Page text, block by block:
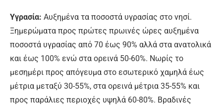
Υγρασία: Αυξημένα τα ποσοστά υγρασίας στο νησί.
Ξημερώματα προς πρώτες πρωινές ώρες αυξημένα
ποσοστά υγρασίας από 70 έως 90% αλλά στα ανατολικά
και έως 100% ενώ στα ορεινά 50-60%. Νωρίς το
μεσημέρι προς απόγευμα στο εσωτερικό χαμηλά έως
μέτρια μεταξύ 30-55%, στα ορεινά μέτρια 35-55% και
προς παράλιες περιοχές υψηλά 60-80%. Βραδινές